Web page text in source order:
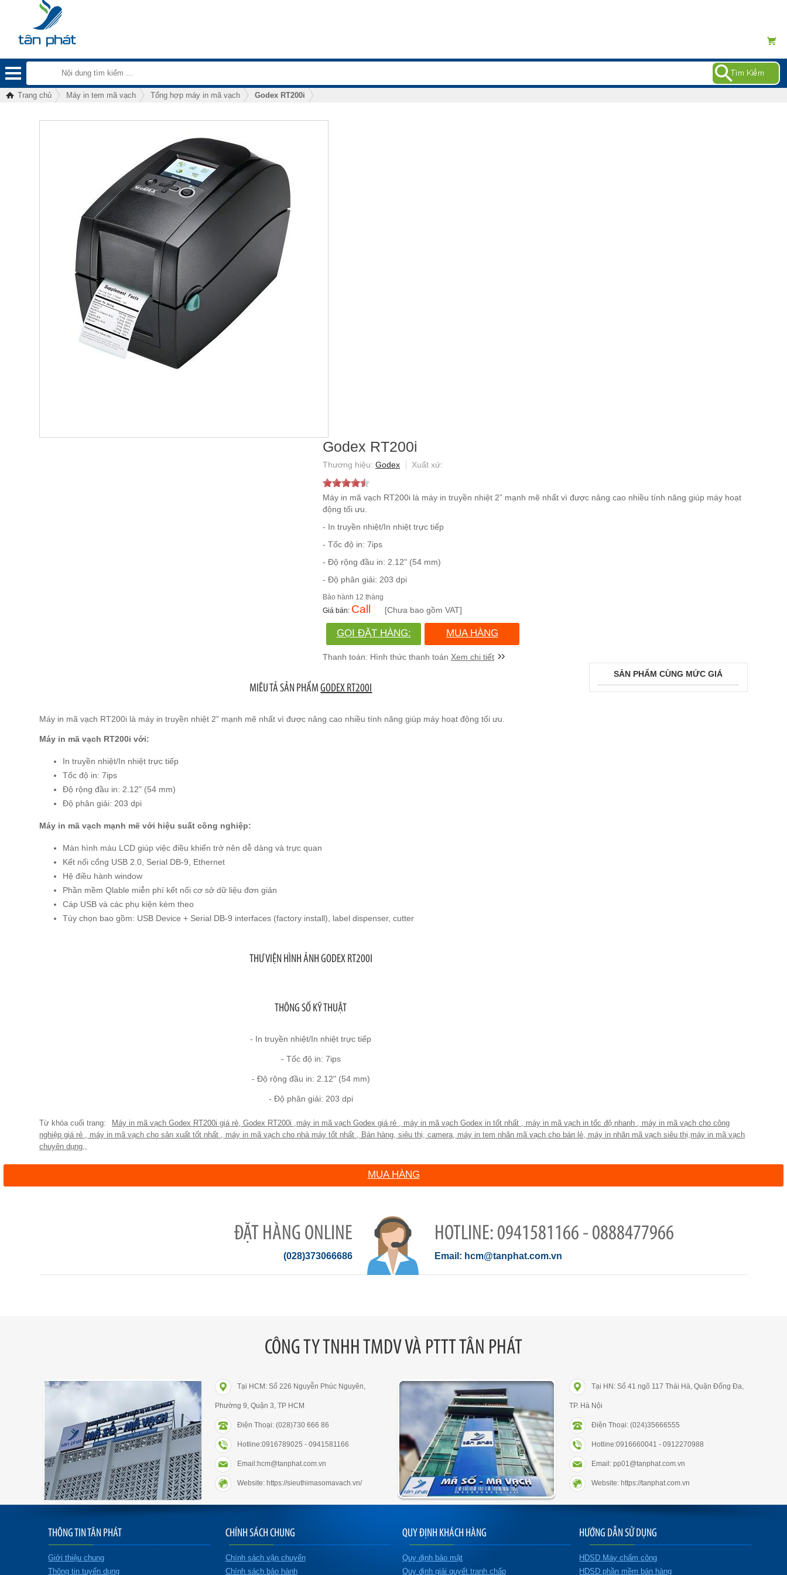
Trang chủ Máy in tem mã vạch Tổng hợp máy in mã vạch Godex RT200i
Godex RT200i
Godex
Máy in mã vạch RT200i là máy in truyền nhiệt 2” mạnh mẽ nhất vì được nâng cao nhiều tính năng giúp máy hoạt
động tối ưu.
- In truyền nhiệt/In nhiệt trực tiếp
- Tốc độ in: 7ips
- Độ rộng đầu in: 2.12" (54 mm)
- Độ phân giải: 203 dpi
12 tháng
Call [Chưa bao gồm VAT]
GỌI ĐẶT HÀNG:
(028)730.666.86
MUA HÀNG
Xem chi tiết
MIÊU TẢ SẢN PHẨMGODEX RT200I
Máy in mã vạch RT200i là máy in truyền nhiệt 2” mạnh mẽ nhất vì được nâng cao nhiều tính năng giúp máy hoạt động tối ưu.
Máy in mã vạch RT200i với:
In truyền nhiệt/In nhiệt trực tiếp
Tốc độ in: 7ips
Độ rộng đầu in: 2.12" (54 mm)
Độ phân giải: 203 dpi
Máy in mã vạch mạnh mẽ với hiệu suất công nghiệp:
Màn hình màu LCD giúp việc điều khiển trở nên dễ dàng và trực quan
Kết nối cổng USB 2.0, Serial DB-9, Ethernet
Hệ điều hành window
Phần mềm Qlable miễn phí kết nối cơ sở dữ liệu đơn giản
Cáp USB và các phụ kiện kèm theo
Tùy chọn bao gồm: USB Device + Serial DB-9 interfaces (factory install), label dispenser, cutter
THƯ VIỆN HÌNH ẢNH GODEX RT200I
THÔNG SỐ KỸ THUẬT
- In truyền nhiệt/In nhiệt trực tiếp
- Tốc độ in: 7ips
- Độ rộng đầu in: 2.12" (54 mm)
- Độ phân giải: 203 dpi
SẢN PHẨM CÙNG MỨC GIÁ
Máy in mã vạch Godex RT200i giá rẻ, Godex RT200i ,máy in mã vạch Godex giá rẻ , máy in mã vạch Godex in tốt nhất , máy in mã vạch in tốc độ nhanh , máy in mã vạch cho công
nghiệp giá rẻ , máy in mã vạch cho sản xuất tốt nhất , máy in mã vạch cho nhà máy tốt nhất , Bán hàng, siêu thị, camera, máy in tem nhãn mã vạch cho bán lẻ, máy in nhãn mã vạch siêu thị,máy in mã vạch
chuyên dụng,,
MUA HÀNG
ĐẶT HÀNG ONLINE
(028)373066686
0941581166 - 0888477966
hcm@tanphat.com.vn
CÔNG TY TNHH TMDV VÀ PTTT TÂN PHÁT
Tại HCM: Số 226 Nguyễn Phúc Nguyên,
Phường 9, Quận 3, TP HCM
Điện Thoại: (028)730 666 86
Hotline:0916789025 - 0941581166
Email:hcm@tanphat.com.vn
Website: https://sieuthimasomavach.vn/
Tại HN: Số 41 ngõ 117 Thái Hà, Quận Đống Đa,
TP. Hà Nội
Điện Thoại: (024)35666555
Hotline:0916660041 - 0912270988
Email: pp01@tanphat.com.vn
Website: https://tanphat.com.vn
THÔNG TIN TÂN PHÁT
Giới thiệu chung
Thông tin tuyển dụng
CHÍNH SÁCH CHUNG
Chính sách vận chuyển
Chính sách bảo hành
QUY ĐỊNH KHÁCH HÀNG
Quy định bảo mật
Quy định giải quyết tranh chấp
HƯỚNG DẪN SỬ DỤNG
HDSD Máy chấm công
HDSD phần mềm bán hàng